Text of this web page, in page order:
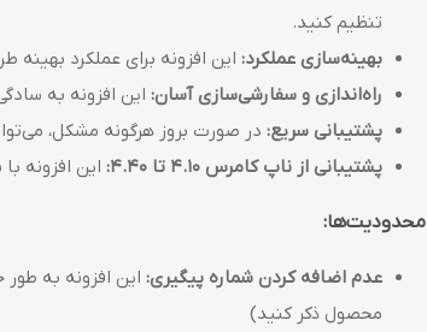
تنظیم کنید.
بهینه‌سازی عملکرد:این افزونه برای عملکرد
راه‌اندازی و سفارشی‌سازی آسان:این افزونه به
پشتیبانی سریع:در صورت بروز هرگونه مشکل،
پشتیبانی از ناپ کامرس 4.10 تا 4.40:
این افزونه با نسخه‌های 4.10 تا
محدودیت‌ها:
عدم اضافه کردن شماره پیگیری:این افزونه به طور
محصول ذکر کنید)